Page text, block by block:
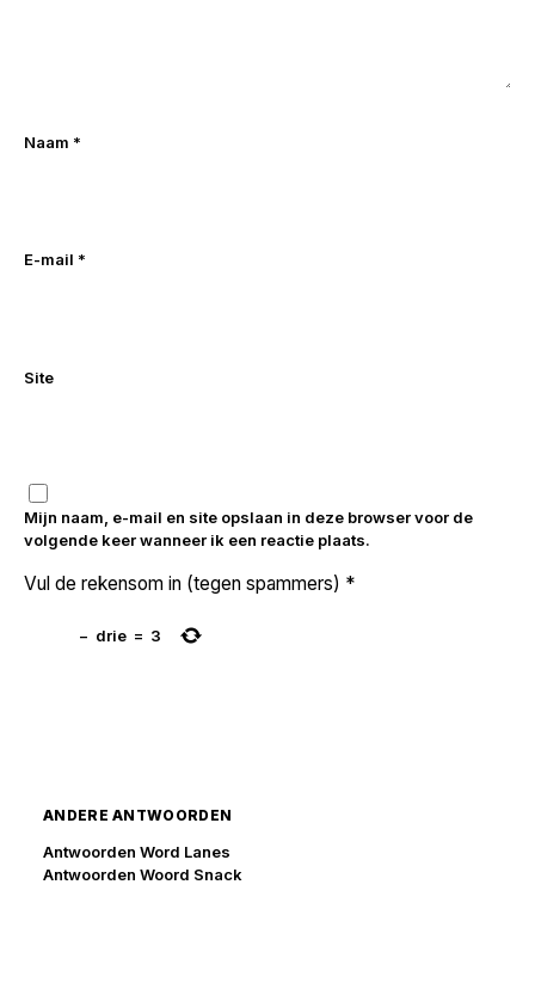
Naam *
E-mail *
Site
Mijn naam, e-mail en site opslaan in deze browser voor de
volgende keer wanneer ik een reactie plaats.
Vul de rekensom in (tegen spammers) *
− drie = 3
ANDERE ANTWOORDEN
Antwoorden Word Lanes
Antwoorden Woord Snack